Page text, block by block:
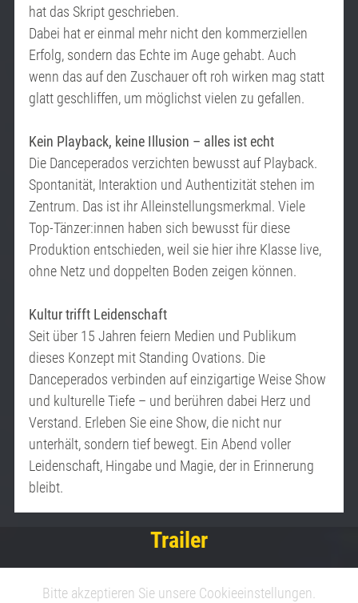
hat das Skript geschrieben.
Dabei hat er einmal mehr nicht den kommerziellen
Erfolg, sondern das Echte im Auge gehabt. Auch
wenn das auf den Zuschauer oft roh wirken mag statt
glatt geschliffen, um möglichst vielen zu gefallen.
Kein Playback, keine Illusion – alles ist echt
Die Danceperados verzichten bewusst auf Playback.
Spontanität, Interaktion und Authentizität stehen im
Zentrum. Das ist ihr Alleinstellungsmerkmal. Viele
Top-Tänzer:innen haben sich bewusst für diese
Produktion entschieden, weil sie hier ihre Klasse live,
ohne Netz und doppelten Boden zeigen können.
Kultur trifft Leidenschaft
Seit über 15 Jahren feiern Medien und Publikum
dieses Konzept mit Standing Ovations. Die
Danceperados verbinden auf einzigartige Weise Show
und kulturelle Tiefe – und berühren dabei Herz und
Verstand. Erleben Sie eine Show, die nicht nur
unterhält, sondern tief bewegt. Ein Abend voller
Leidenschaft, Hingabe und Magie, der in Erinnerung
bleibt.
Trailer
Bitte akzeptieren Sie unsere Cookieeinstellungen.